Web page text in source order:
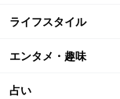
ライフスタイル
エンタメ・趣味
占い